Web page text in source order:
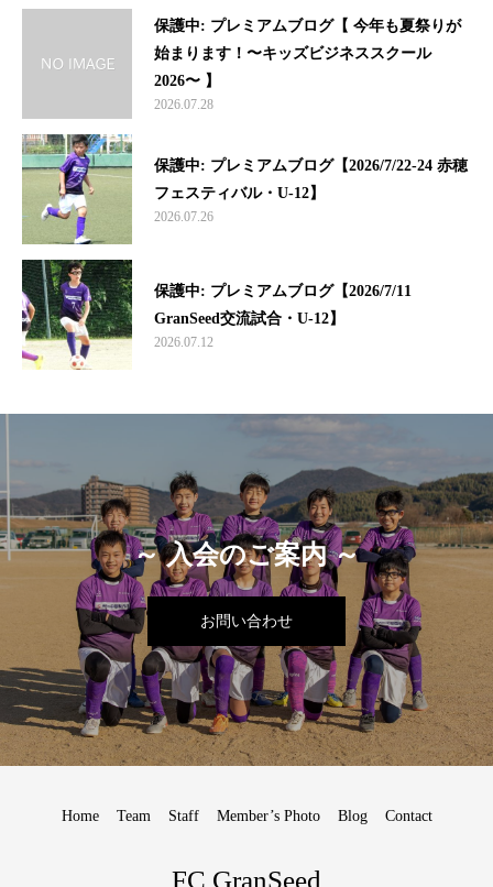
保護中: プレミアムブログ【 今年も夏祭りが
始まります！〜キッズビジネススクール
2026〜 】
2026.07.28
保護中: プレミアムブログ【2026/7/22-24 赤穂
フェスティバル・U-12】
2026.07.26
保護中: プレミアムブログ【2026/7/11
GranSeed交流試合・U-12】
2026.07.12
～ 入会のご案内 ～
お問い合わせ
Home Team Staff Member’s Photo Blog Contact
FC GranSeed